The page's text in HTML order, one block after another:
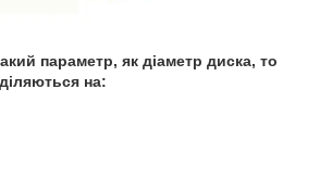
параметр, як діаметр диска, то
на: